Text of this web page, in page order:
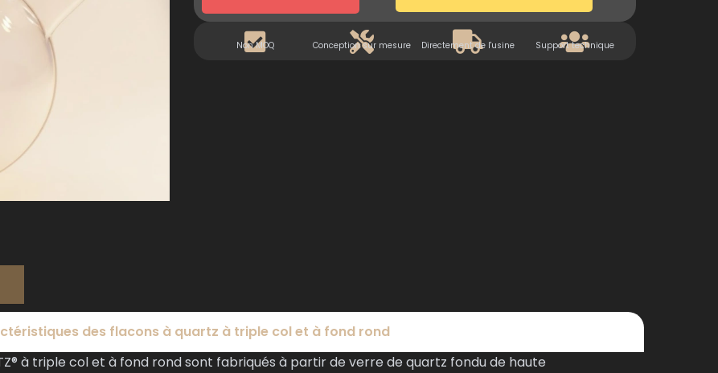
Non MOQ Conception sur mesure Directement de l'usine Support technique
des flacons à quartz à triple col et à fond rond
à triple col et à fond rond sont fabriqués à partir de verre de quartz fondu de haute